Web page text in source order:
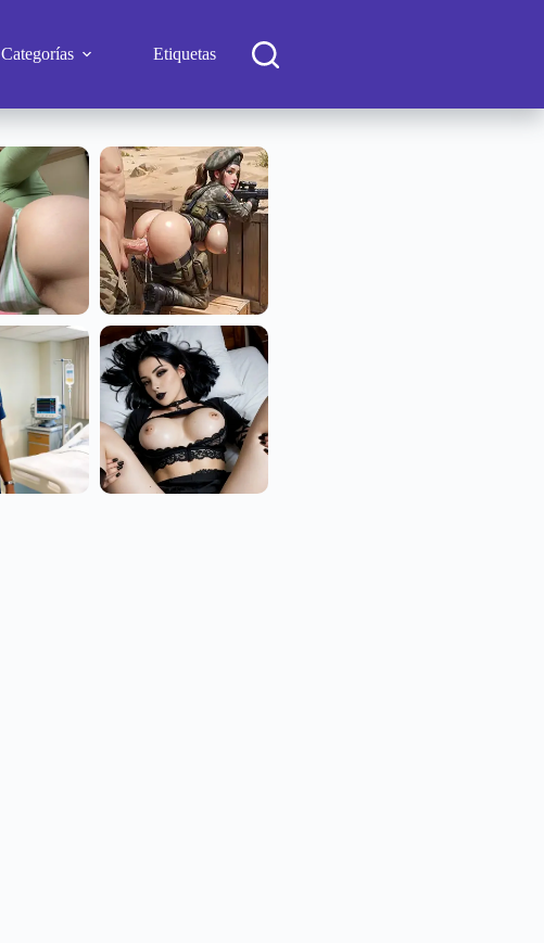
Categorías Etiquetas